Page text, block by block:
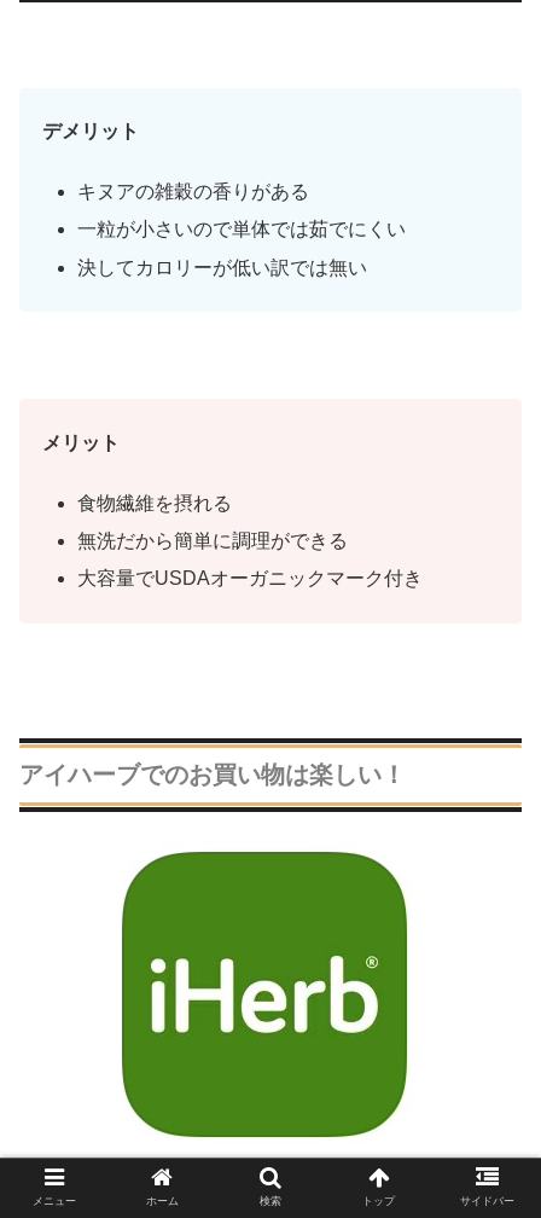
デメリット
キヌアの雑穀の香りがある
一粒が小さいので単体では茹でにくい
決してカロリーが低い訳では無い
メリット
食物繊維を摂れる
無洗だから簡単に調理ができる
大容量でUSDAオーガニックマーク付き
アイハーブでのお買い物は楽しい！
メニュー ホーム 検索 トップ サイドバー